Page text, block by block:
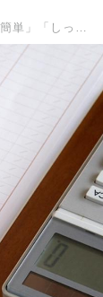
【FP推奨】家計簿の項目一覧！「ざっくり簡単」「しっかり細かく」タイプ別に解説